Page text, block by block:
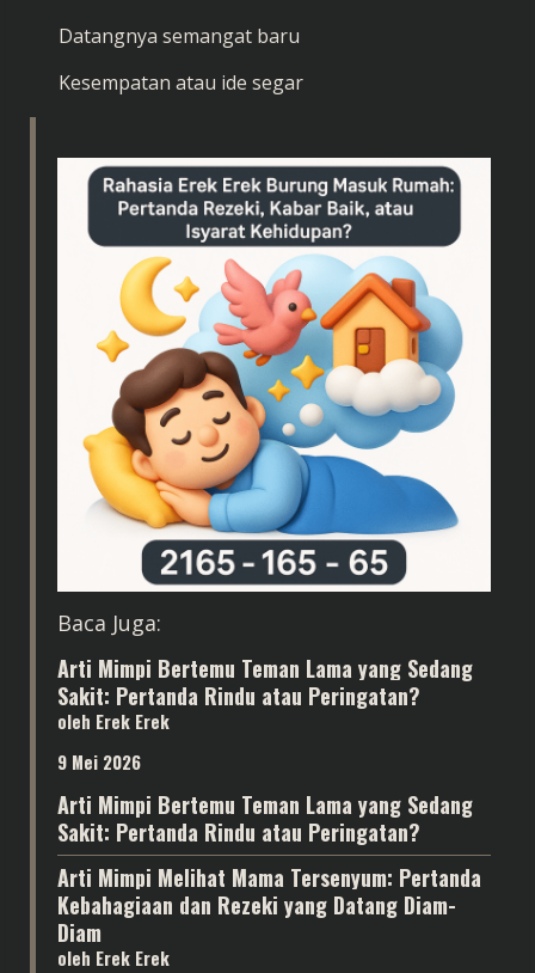
Datangnya semangat baru
Kesempatan atau ide segar
Baca Juga:
Arti Mimpi Bertemu Teman Lama yang Sedang
Sakit: Pertanda Rindu atau Peringatan?
oleh Erek Erek
9 Mei 2026
Arti Mimpi Bertemu Teman Lama yang Sedang
Sakit: Pertanda Rindu atau Peringatan?
Arti Mimpi Melihat Mama Tersenyum: Pertanda
Kebahagiaan dan Rezeki yang Datang Diam-
Diam
oleh Erek Erek